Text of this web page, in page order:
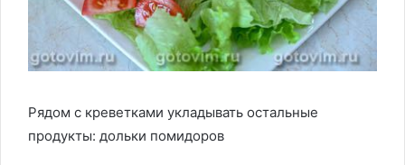
Рядом с креветками укладывать остальные
продукты: дольки помидоров